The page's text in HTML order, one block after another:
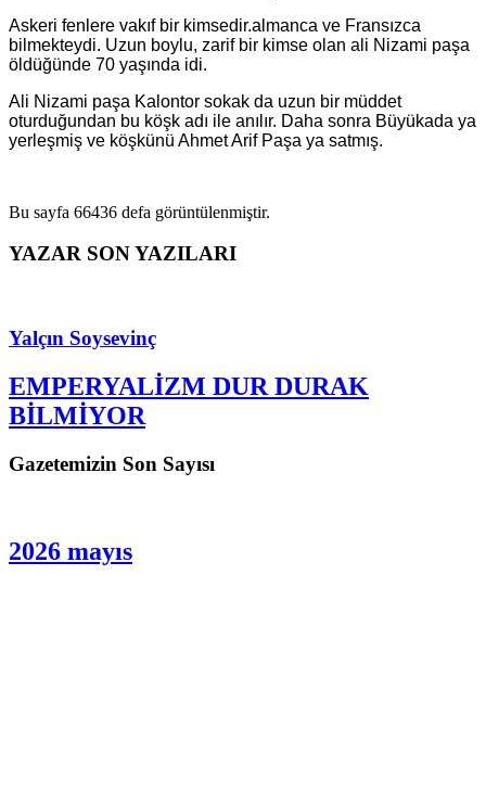
Askeri fenlere vakıf bir kimsedir.almanca ve Fransızca
bilmekteydi. Uzun boylu, zarif bir kimse olan ali Nizami paşa
öldüğünde 70 yaşında idi.
Ali Nizami paşa Kalontor sokak da uzun bir müddet
oturduğundan bu köşk adı ile anılır. Daha sonra Büyükada ya
yerleşmiş ve köşkünü Ahmet Arif Paşa ya satmış.
Bu sayfa 66436 defa görüntülenmiştir.
YAZAR SON YAZILARI
Yalçın Soysevinç
EMPERYALİZM DUR DURAK
BİLMİYOR
Gazetemizin Son Sayısı
2026 mayıs